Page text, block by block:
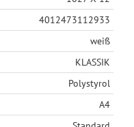
4012473112933
weiß
KLASSIK
Polystyrol
A4